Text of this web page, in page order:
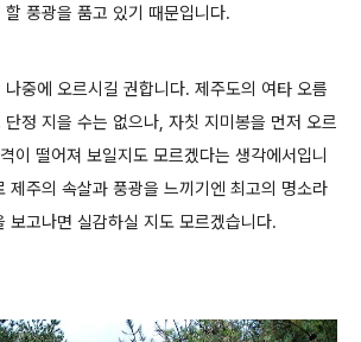
풍광을 품고 있기 때문입니다.
중에 오르시길 권합니다. 제주도의 여타 오름
정 지을 수는 없으나, 자칫 지미봉을 먼저 오르
이 떨어져 보일지도 모르겠다는 생각에서입니
제주의 속살과 풍광을 느끼기엔 최고의 명소라
보고나면 실감하실 지도 모르겠습니다.